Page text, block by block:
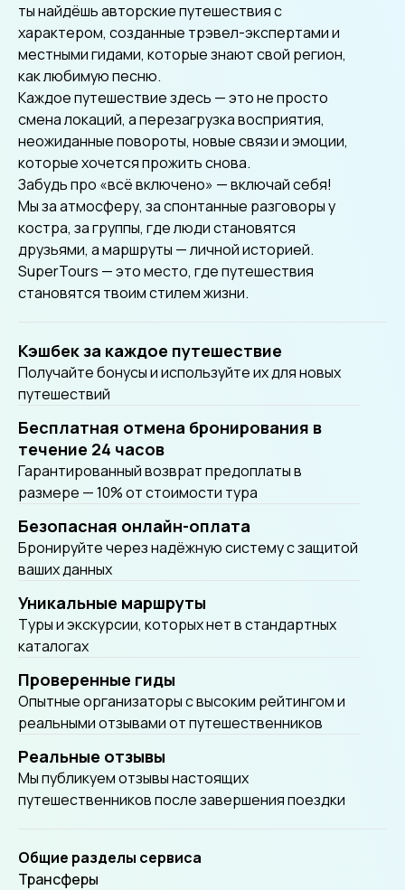
ты найдёшь авторские путешествия с
характером, созданные трэвел-экспертами и
местными гидами, которые знают свой регион,
как любимую песню.
Каждое путешествие здесь — это не просто
смена локаций, а перезагрузка восприятия,
неожиданные повороты, новые связи и эмоции,
которые хочется прожить снова.
Забудь про «всё включено» — включай себя!
Мы за атмосферу, за спонтанные разговоры у
костра, за группы, где люди становятся
друзьями, а маршруты — личной историей.
SuperTours — это место, где путешествия
становятся твоим стилем жизни.
Кэшбек за каждое путешествие
Получайте бонусы и используйте их для новых
путешествий
Бесплатная отмена бронирования в
течение 24 часов
Гарантированный возврат предоплаты в
размере — 10% от стоимости тура
Безопасная онлайн-оплата
Бронируйте через надёжную систему с защитой
ваших данных
Уникальные маршруты
Tуры и экскурсии, которых нет в стандартных
каталогах
Проверенные гиды
Опытные организаторы с высоким рейтингом и
реальными отзывами от путешественников
Реальные отзывы
Мы публикуем отзывы настоящих
путешественников после завершения поездки
Общие разделы сервиса
Трансферы